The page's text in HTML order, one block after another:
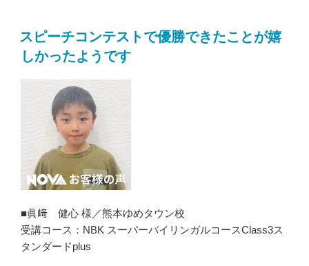
スピーチコンテストで優勝できたことが嬉
しかったようです
■眞﨑 健心 様／熊本ゆめタウン校
受講コース：NBK スーパーバイリンガルコースClass3ス
タンダードplus